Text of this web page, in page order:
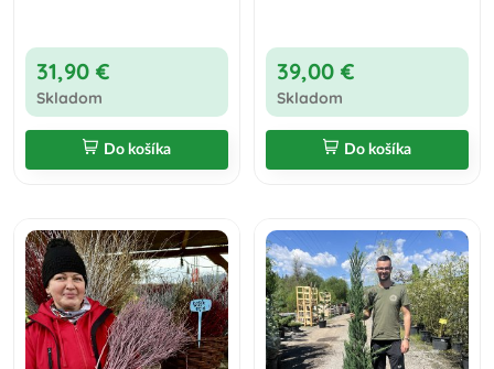
31,90 €
Skladom
Do košíka
39,00 €
Skladom
Do košíka